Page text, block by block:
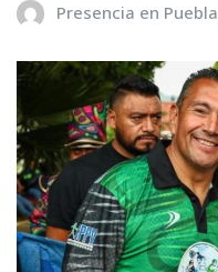
Presencia en Puebla